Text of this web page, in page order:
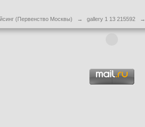
(Первенство Москвы) → gallery 1 13 215592 →